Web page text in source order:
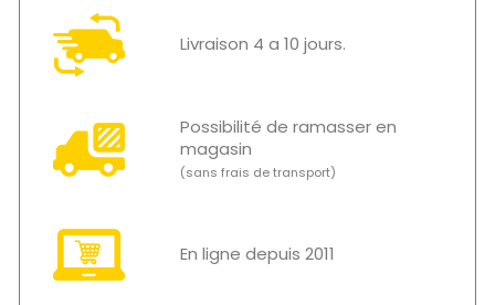
Livraison 4 a 10 jours.
Possibilité de ramasser en
magasin
(sans frais de transport)
En ligne depuis 2011